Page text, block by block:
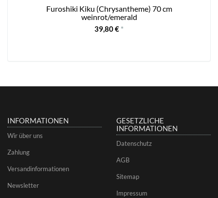
Furoshiki Kiku (Chrysantheme) 70 cm
weinrot/emerald
39,80 € *
INFORMATIONEN
Wir über uns
Zahlung
Versandinformationen
Newsletter
GESETZLICHE
INFORMATIONEN
Datenschutz
AGB
Sitemap
Impressum